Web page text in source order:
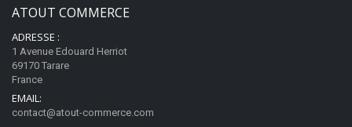
ATOUT COMMERCE
ADRESSE :
1 Avenue Edouard Herriot
69170 Tarare
France
EMAIL:
contact@atout-commerce.com